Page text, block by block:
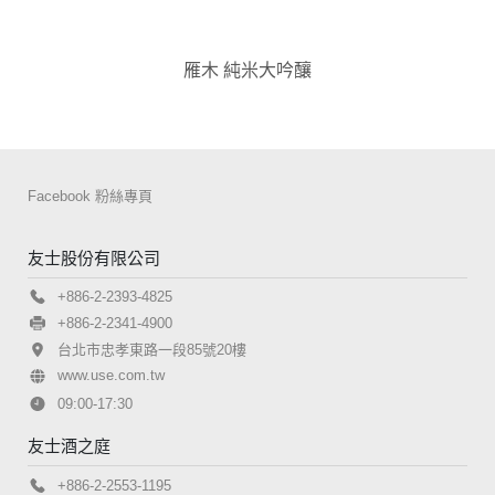
雁木 純米大吟釀
友士股份有限公司
+886-2-2393-4825
+886-2-2341-4900
台北市忠孝東路一段85號20樓
www.use.com.tw
09:00-17:30
友士酒之庭
+886-2-2553-1195
Facebook 粉絲專頁